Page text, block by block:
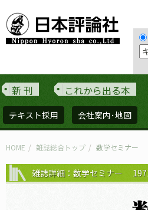
新 刊 これから出る本
テキスト採用 会社案内･地図
HOME 雑誌総合トップ 数学セミナー
雑誌詳細：数学セミナー